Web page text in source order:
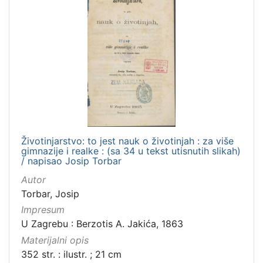
Životinjarstvo: to jest nauk o životinjah : za više
gimnazije i realke : (sa 34 u tekst utisnutih slikah)
/ napisao Josip Torbar
Autor
Torbar, Josip
Impresum
U Zagrebu : Berzotis A. Jakića, 1863
Materijalni opis
352 str. : ilustr. ; 21 cm